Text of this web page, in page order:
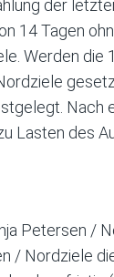
der
14 Tagen
Werden
Lasten des
Petersen /
Nordziele